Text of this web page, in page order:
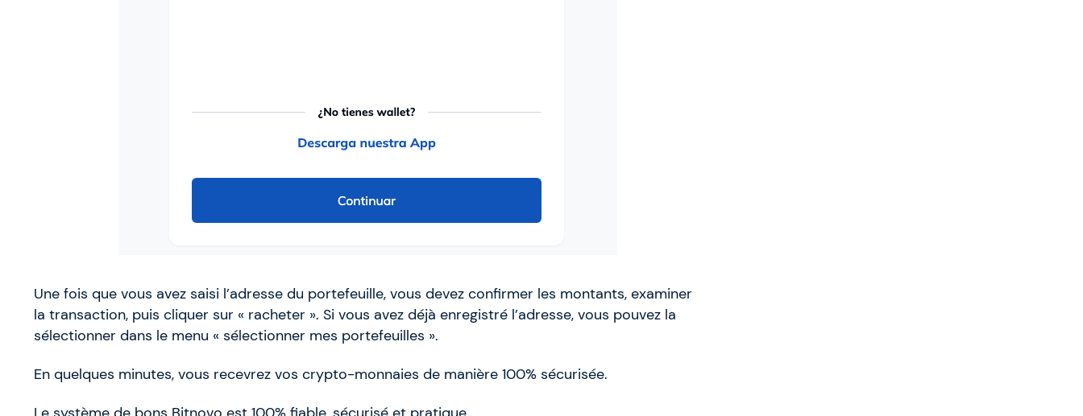
Une fois que vous avez saisi l’adresse du portefeuille, vous devez confirmer les montants, examiner
la transaction, puis cliquer sur « racheter ». Si vous avez déjà enregistré l’adresse, vous pouvez la
sélectionner dans le menu « sélectionner mes portefeuilles ».
En quelques minutes, vous recevrez vos crypto-monnaies de manière 100% sécurisée.